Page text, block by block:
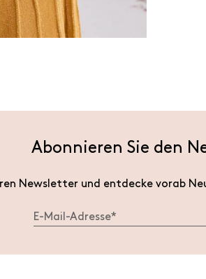
Abonnieren Sie den
Newsletter und entdecke vorab